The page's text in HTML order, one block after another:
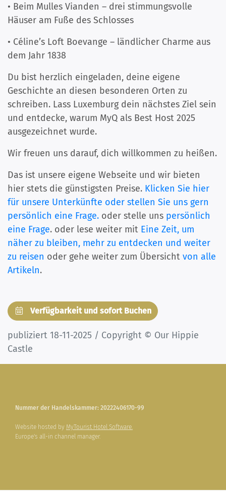
• Beim Mulles Vianden – drei stimmungsvolle
Häuser am Fuße des Schlosses
• Céline’s Loft Boevange – ländlicher Charme aus
dem Jahr 1838
Du bist herzlich eingeladen, deine eigene
Geschichte an diesen besonderen Orten zu
schreiben. Lass Luxemburg dein nächstes Ziel sein
und entdecke, warum MyQ als Best Host 2025
ausgezeichnet wurde.
Wir freuen uns darauf, dich willkommen zu heißen.
Das ist unsere eigene Webseite und wir bieten
hier stets die günstigsten Preise. Klicken Sie hier
für unsere Unterkünfte oder stellen Sie uns gern
persönlich eine Frage. oder stelle uns persönlich
eine Frage. oder lese weiter mit Eine Zeit, um
näher zu bleiben, mehr zu entdecken und weiter
zu reisen oder gehe weiter zum Übersicht von alle
Artikeln.
Verfügbarkeit und sofort Buchen
publiziert 18-11-2025 / Copyright © Our Hippie
Castle
Nummer der Handelskammer: 20222406170-99
Website hosted by MyTourist Hotel Software.
Europe's all-in channel manager.